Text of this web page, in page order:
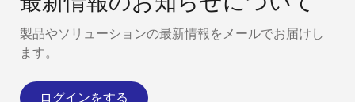
製品やソリューションの最新情報をメールでお届けし
ます。
ログインをする